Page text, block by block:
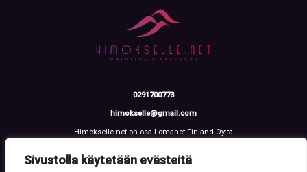
Sivustolla käytetään evästeitä
0291700773
himokselle@gmail.com
Himokselle.net on osa Lomanet Finland Oy:ta
Y-tunnus: 3612108-2